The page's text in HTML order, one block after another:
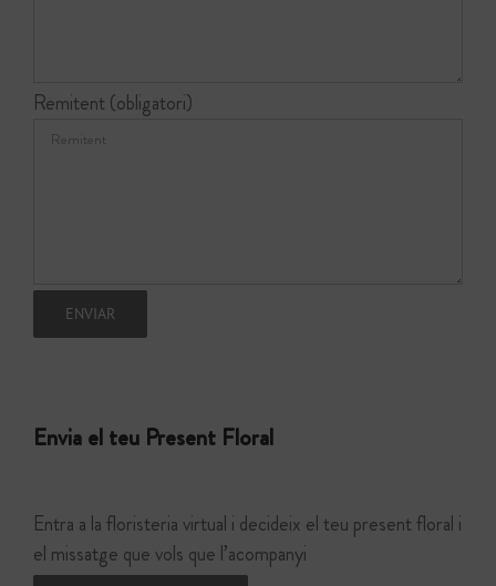
Remitent (obligatori)
Envia el teu Present Floral
Entra a la floristeria virtual i decideix el teu present floral i
el missatge que vols que l’acompanyi